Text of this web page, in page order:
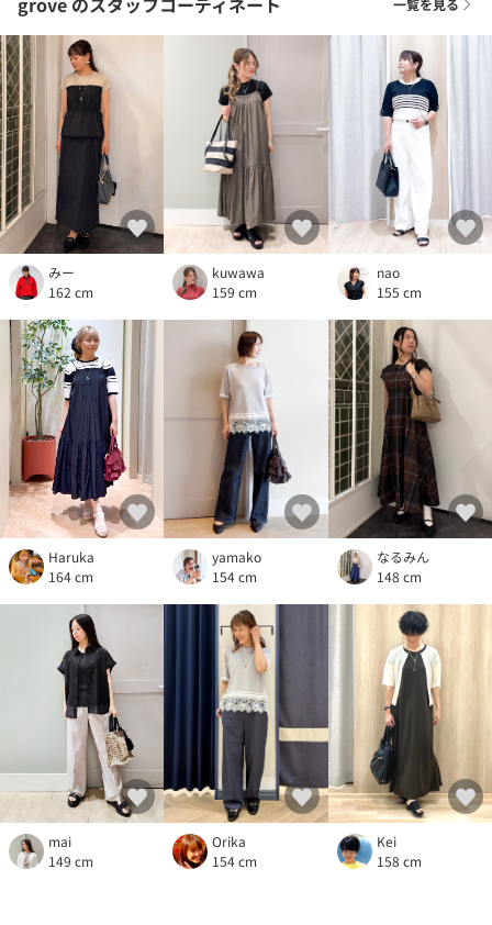
一覧を見る
みー
162 cm
kuwawa
159 cm
nao
155 cm
Haruka
164 cm
yamako
154 cm
なるみん
148 cm
mai
149 cm
Orika
154 cm
Kei
158 cm